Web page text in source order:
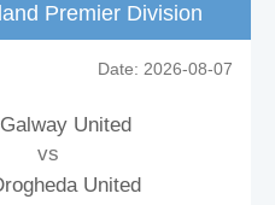
Premier Division
Date: 2026-08-07
Galway United
vs
United